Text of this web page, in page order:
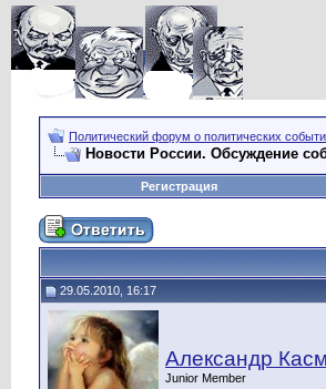
Политический форум о политических
Новости России. Обсуждение
Регистрация
29.05.2010, 16:17
Александр Касм
Junior Member